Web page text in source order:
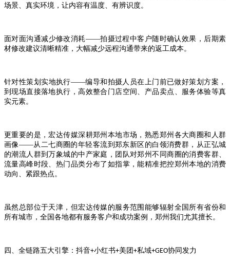
场景、真实环境，让内容有温度、有辨识度。
面对面沟通减少修改消耗——拍摄过程中客户随时确认效果，后期素
材修改建议清晰精准，大幅减少远程沟通带来的返工成本。
针对性策划实地执行——编导和拍摄人员在上门前已做好策划方案，
到现场直接落地执行，高效整合门店空间、产品卖点、服务体验等真
实元素。
更重要的是，宏达传媒深耕郑州本地市场，熟悉郑州各大商圈和人群
画像——从二七商圈的年轻客流到郑东新区的白领消费群，从正弘城
的潮流人群到万象城的中产家庭，团队对郑州不同商圈的消费客群、
流量高峰时段、热门品类分布了如指掌，能精准把控郑州本地的消费
动向、紧跟热点。
虽然总部位于天津，但宏达传媒的服务范围能够辐射全国所有省份和
所有城市，全国各地都有服务客户和成功案例，郑州我们尤其擅长。
四、全链路五大引擎：抖音+小红书+美团 +私域+GEO协同发力